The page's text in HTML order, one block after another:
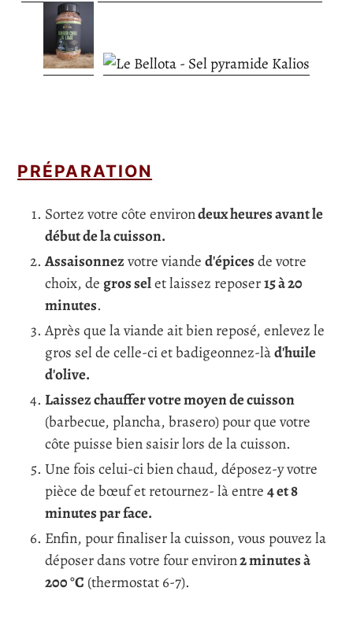
PRÉPARATION
Sortez votre côte environdeux heures avant le
début de la cuisson.
Assaisonnezvotre vianded'épicesde votre
choix, de gros selet laissez reposer15 à 20
minutes.
Après que la viande ait bien reposé, enlevez le
gros sel de celle-ci et badigeonnez-làd'huile
d'olive.
Laissez chauffer votre moyen de cuisson
(barbecue, plancha, brasero) pour que votre
côte puisse bien saisir lors de la cuisson.
Une fois celui-ci bien chaud, déposez-y votre
pièce de bœuf et retournez- là entre4 et 8
minutes par face.
Enfin, pour finaliser la cuisson, vous pouvez la
déposer dans votre four environ2 minutes à
200°C (thermostat 6-7).